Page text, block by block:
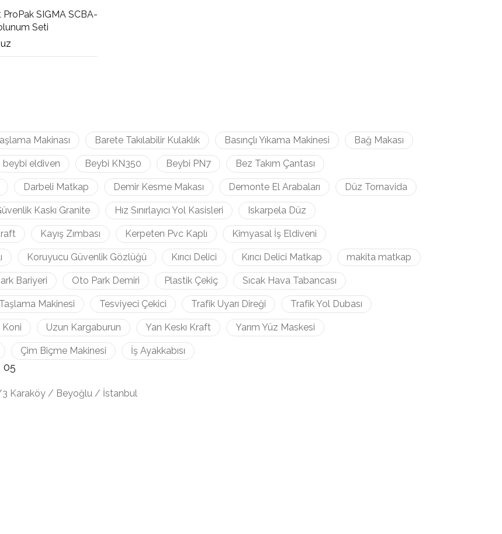
SIGMA SCBA-
Seti
Makinası Barete Takılabilir Kulaklık Basınçlı Yıkama Makinesi Bağ Makası
beybi eldiven Beybi KN350 Beybi PN7 Bez Takım Çantası
Darbeli Matkap Demir Kesme Makası Demonte El Arabaları Düz Tornavida
Kaskı Granite Hız Sınırlayıcı Yol Kasisleri Iskarpela Düz
Kayış Zımbası Kerpeten Pvc Kaplı Kimyasal İş Eldiveni
Koruyucu Güvenlik Gözlüğü Kırıcı Delici Kırıcı Delici Matkap makita matkap
Bariyeri Oto Park Demiri Plastik Çekiç Sıcak Hava Tabancası
Taşlama Makinesi Tesviyeci Çekici Trafik Uyarı Direği Trafik Yol Dubası
Koni Uzun Kargaburun Yan Keskı Kraft Yarım Yüz Maskesi
Çim Biçme Makinesi İş Ayakkabısı
05
3 Karaköy / Beyoğlu / İstanbul